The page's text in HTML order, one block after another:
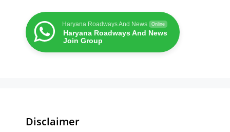
Haryana Roadways And News Online
Haryana Roadways And News
Join Group
Disclaimer